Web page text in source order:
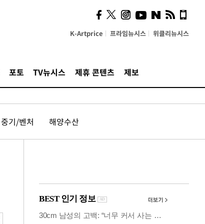
K-Artprice 프라임뉴시스 위클리뉴시스
포토 TV뉴시스 제휴 콘텐츠 제보
중기/벤처 해양수산
시, 스마트폰 액세서리에
NFC 더했다